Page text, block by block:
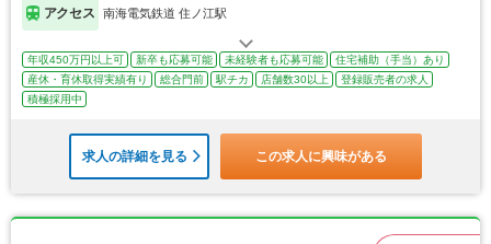
アクセス 南海電気鉄道 住ノ江駅
年収450万円以上可 新卒も応募可能 未経験者も応募可能
住宅補助（手当）あり
産休・育休取得実績有り
総合門前 駅チカ 店舗数30以上
登録販売者の求人
積極採用中
求人の詳細を見る この求人に興味がある